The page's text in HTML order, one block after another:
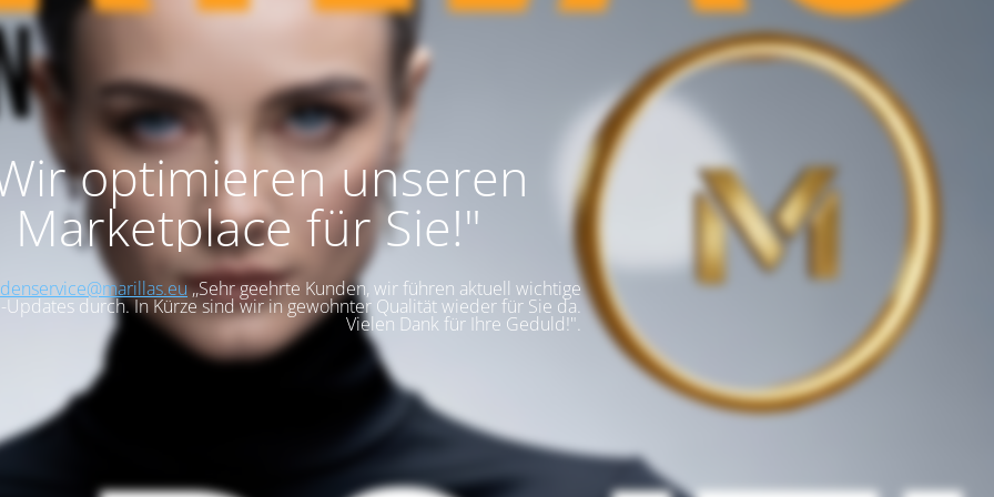
optimieren unseren
Marketplace für Sie!"
,,Sehr geehrte Kunden, wir führen aktuell wichtige
Updates durch. In Kürze sind wir in gewohnter Qualität wieder für Sie da.
Vielen Dank für Ihre Geduld!".